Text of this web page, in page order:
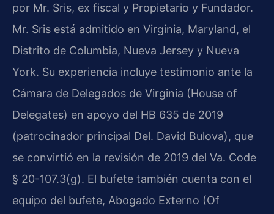
por Mr. Sris, ex fiscal y Propietario y Fundador.
Mr. Sris está admitido en Virginia, Maryland, el
Distrito de Columbia, Nueva Jersey y Nueva
York. Su experiencia incluye testimonio ante la
Cámara de Delegados de Virginia (House of
Delegates) en apoyo del HB 635 de 2019
(patrocinador principal Del. David Bulova), que
se convirtió en la revisión de 2019 del Va. Code
§ 20-107.3(g). El bufete también cuenta con el
equipo del bufete, Abogado Externo (Of